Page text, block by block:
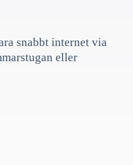
snabbt internet via
eller